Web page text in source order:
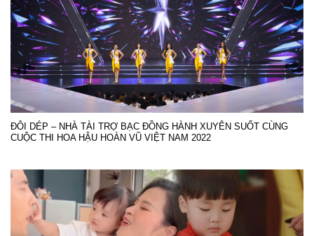
ĐÔI DÉP – NHÀ TÀI TRỢ BẠC ĐỒNG HÀNH XUYÊN SUỐT CÙNG
CUỘC THI HOA HẬU HOÀN VŨ VIỆT NAM 2022